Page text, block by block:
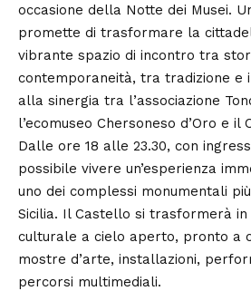
occasione della Notte dei Musei.
promette di trasformare la
vibrante spazio di incontro tra
contemporaneità, tra tradizione e
alla sinergia tra l’associazione
l’ecomuseo Chersoneso d’Oro e il
Dalle ore 18 alle 23.30, con
possibile vivere un’esperienza
uno dei complessi monumentali
Sicilia. Il Castello si trasformerà
culturale a cielo aperto, pronto a
mostre d’arte, installazioni,
percorsi multimediali.